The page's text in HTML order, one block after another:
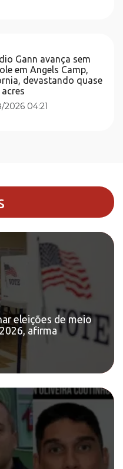
Gann avança sem
em Angels Camp,
devastando quase
acres
04:21
eleições de meio
afirma